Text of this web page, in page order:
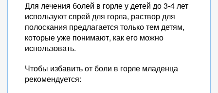
Для лечения болей в горле у детей до 3-4 лет
используют спрей для горла, раствор для
полоскания предлагается только тем детям,
которые уже понимают, как его можно
использовать.
Чтобы избавить от боли в горле младенца
рекомендуется: